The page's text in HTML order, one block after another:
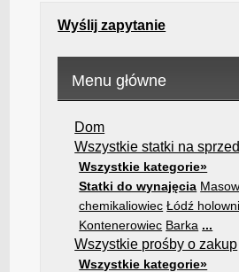
Wyślij zapytanie
Menu główne
Dom
Wszystkie statki na
Wszystkie kategorie»
Statki do wynajęcia
chemikaliowiec Łódź
Kontenerowiec Barka ...
Wszystkie prośby o zakup
Wszystkie kategorie»